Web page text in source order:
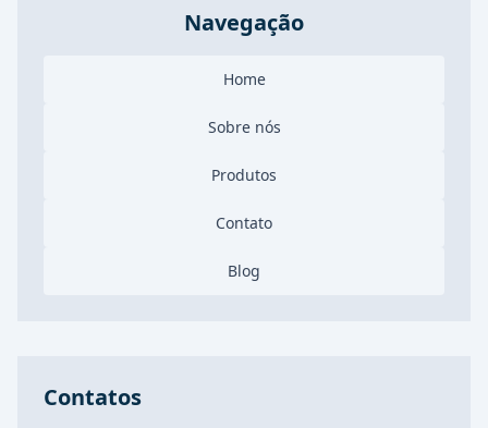
Navegação
Home
Sobre nós
Produtos
Contato
Blog
Contatos